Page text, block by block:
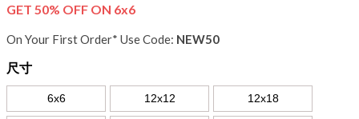
GET 50% OFF ON 6x6
On Your First Order* Use Code: NEW50
尺寸
6x6 12x12 12x18